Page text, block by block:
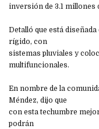
inversión de 3.1 millones
Detalló que está
rígido, con
sistemas pluviales y
multifuncionales.
En nombre de la
Méndez, dijo que
con esta techumbre
podrán